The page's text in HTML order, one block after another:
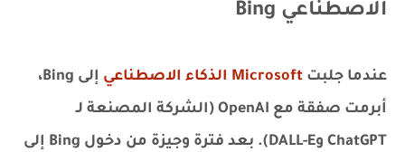
الاصطناعي Bing
عندما جلبت Microsoft الذكاء الاصطناعي
إلى Bing،
أبرمت صفقة مع OpenAI (الشركة المصنعة لـ
ChatGPT وDALL-E). بعد فترة وجيزة من دخول Bing إلى